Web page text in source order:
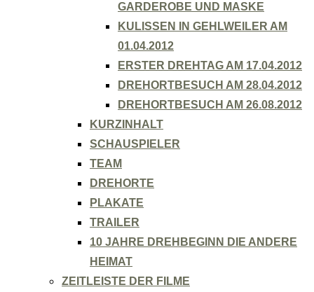
GARDEROBE UND MASKE
KULISSEN IN GEHLWEILER AM
01.04.2012
ERSTER DREHTAG AM 17.04.2012
DREHORTBESUCH AM 28.04.2012
DREHORTBESUCH AM 26.08.2012
KURZINHALT
SCHAUSPIELER
TEAM
DREHORTE
PLAKATE
TRAILER
10 JAHRE DREHBEGINN DIE ANDERE
HEIMAT
ZEITLEISTE DER FILME